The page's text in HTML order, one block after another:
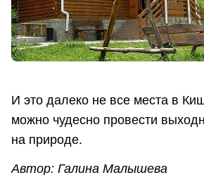
И это далеко не все места в
можно чудесно провести
на природе.
Автор: Галина Малышева